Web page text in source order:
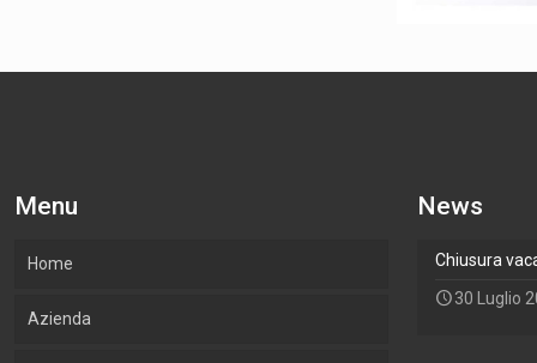
Menu
Home
Azienda
News
Chiusura
30 Luglio